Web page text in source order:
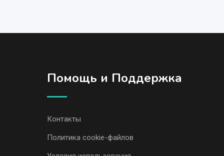
Помощь и Поддержка
Контакты
Политика cookie-файлов